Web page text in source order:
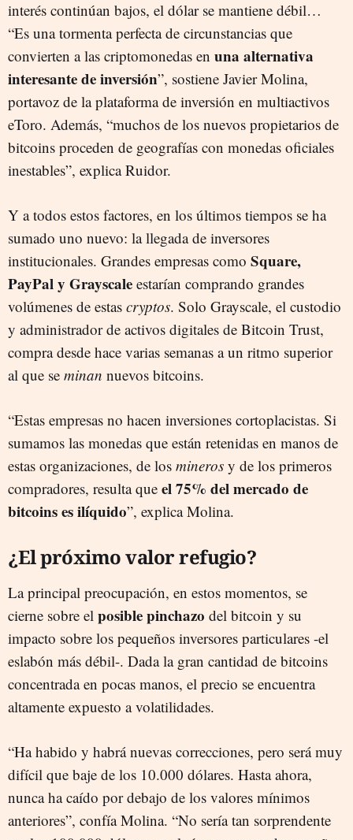
interés continúan bajos, el dólar se mantiene débil…
“Es una tormenta perfecta de circunstancias que
convierten a las criptomonedas en una alternativa
interesante de inversión”, sostiene Javier Molina,
portavoz de la plataforma de inversión en multiactivos
eToro. Además, “muchos de los nuevos propietarios de
bitcoins proceden de geografías con monedas oficiales
inestables”, explica Ruidor.
Y a todos estos factores, en los últimos tiempos se ha
sumado uno nuevo: la llegada de inversores
institucionales. Grandes empresas como Square,
PayPal y Grayscale estarían comprando grandes
volúmenes de estas cryptos. Solo Grayscale, el custodio
y administrador de activos digitales de Bitcoin Trust,
compra desde hace varias semanas a un ritmo superior
al que se minan nuevos bitcoins.
“Estas empresas no hacen inversiones cortoplacistas. Si
sumamos las monedas que están retenidas en manos de
estas organizaciones, de los mineros y de los primeros
compradores, resulta que el 75% del mercado de
bitcoins es ilíquido”, explica Molina.
¿El próximo valor refugio?
La principal preocupación, en estos momentos, se
cierne sobre el posible pinchazo del bitcoin y su
impacto sobre los pequeños inversores particulares -el
eslabón más débil-. Dada la gran cantidad de bitcoins
concentrada en pocas manos, el precio se encuentra
altamente expuesto a volatilidades.
“Ha habido y habrá nuevas correcciones, pero será muy
difícil que baje de los 10.000 dólares. Hasta ahora,
nunca ha caído por debajo de los valores mínimos
anteriores”, confía Molina. “No sería tan sorprendente